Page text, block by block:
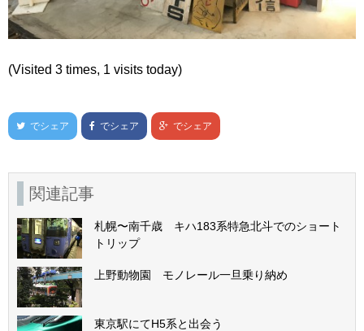
(Visited 3 times, 1 visits today)
でシェア でシェア でシェア
関連記事
札幌〜南千歳 キハ183系特急北斗でのショート
トリップ
上野動物園 モノレール一旦乗り納め
東京駅にてH5系と出会う